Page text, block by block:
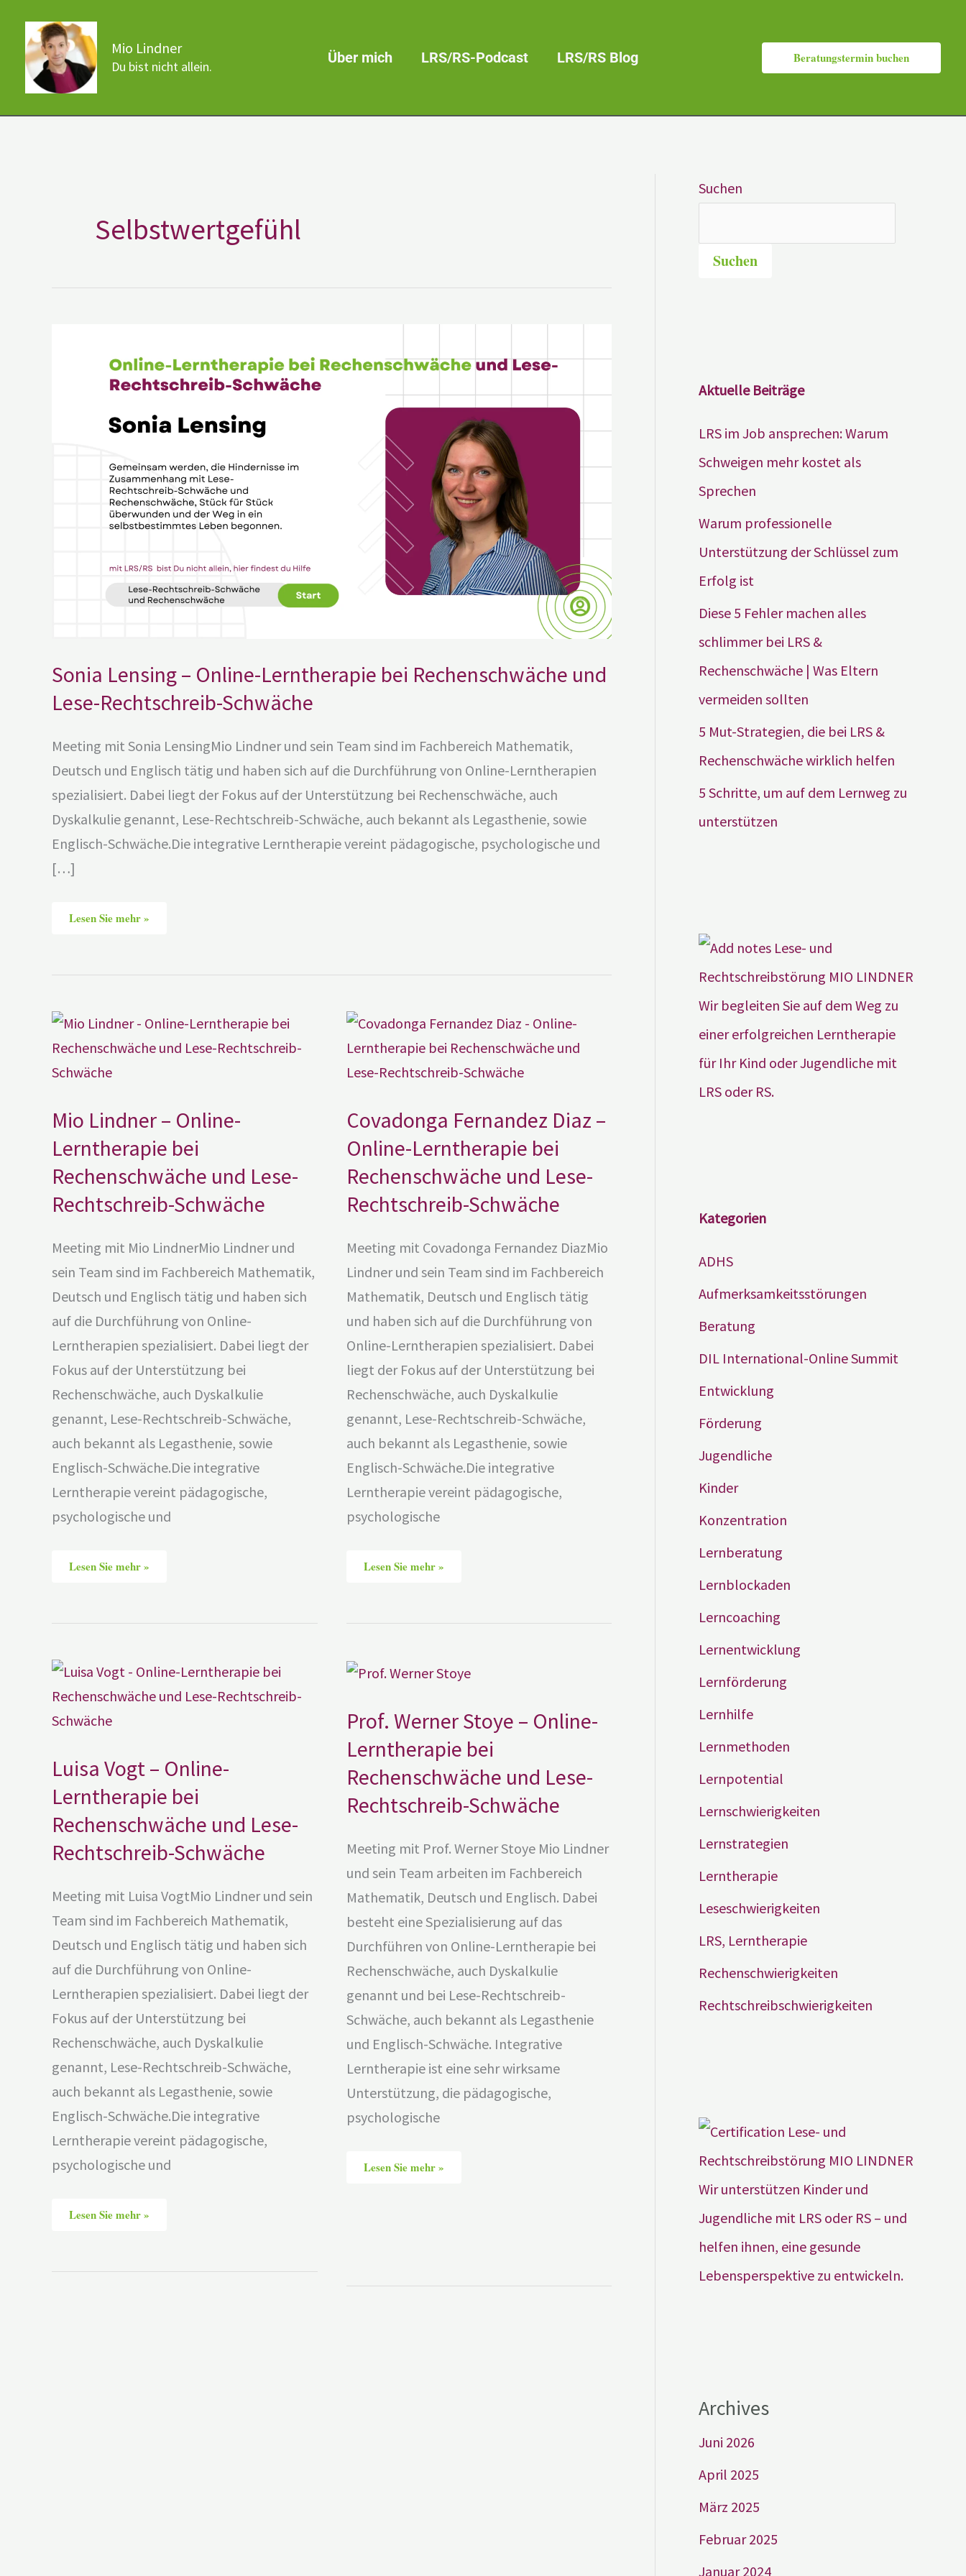
Inhalt
springen
Mio Lindner
Du bist nicht allein. Über mich LRS/RS-Podcast LRS/RS Blog Beratungstermin buchen
Selbstwertgefühl
Sonia Lensing – Online-Lerntherapie bei Rechenschwäche und
Lese-Rechtschreib-Schwäche
Meeting mit Sonia LensingMio Lindner und sein Team sind im Fachbereich Mathematik,
Deutsch und Englisch tätig und haben sich auf die Durchführung von Online-Lerntherapien
spezialisiert. Dabei liegt der Fokus auf der Unterstützung bei Rechenschwäche, auch
Dyskalkulie genannt, Lese-Rechtschreib-Schwäche, auch bekannt als Legasthenie, sowie
Englisch-Schwäche.Die integrative Lerntherapie vereint pädagogische, psychologische und
[…]
Lerntherapie
Rechenschwäche
Rechtschreib-
Schwäche
Lesen Sie mehr »
Mio Lindner – Online-
Lerntherapie bei
Rechenschwäche und Lese-
Rechtschreib-Schwäche
Meeting mit Mio LindnerMio Lindner und
sein Team sind im Fachbereich Mathematik,
Deutsch und Englisch tätig und haben sich
auf die Durchführung von Online-
Lerntherapien spezialisiert. Dabei liegt der
Fokus auf der Unterstützung bei
Rechenschwäche, auch Dyskalkulie
genannt, Lese-Rechtschreib-Schwäche,
auch bekannt als Legasthenie, sowie
Englisch-Schwäche.Die integrative
Lerntherapie vereint pädagogische,
psychologische und
Mio
Lindner
Online-
bei
Rechenschwäche
Rechtschreib-
Schwäche
Lesen Sie mehr »
Covadonga Fernandez Diaz –
Online-Lerntherapie bei
Rechenschwäche und Lese-
Rechtschreib-Schwäche
Meeting mit Covadonga Fernandez DiazMio
Lindner und sein Team sind im Fachbereich
Mathematik, Deutsch und Englisch tätig
und haben sich auf die Durchführung von
Online-Lerntherapien spezialisiert. Dabei
liegt der Fokus auf der Unterstützung bei
Rechenschwäche, auch Dyskalkulie
genannt, Lese-Rechtschreib-Schwäche,
auch bekannt als Legasthenie, sowie
Englisch-Schwäche.Die integrative
Lerntherapie vereint pädagogische,
psychologische
Covadonga
Fernandez
–
Lerntherapie
bei
Rechtschreib-
Lesen Sie mehr »
Luisa Vogt – Online-
Lerntherapie bei
Rechenschwäche und Lese-
Rechtschreib-Schwäche
Meeting mit Luisa VogtMio Lindner und sein
Team sind im Fachbereich Mathematik,
Deutsch und Englisch tätig und haben sich
auf die Durchführung von Online-
Lerntherapien spezialisiert. Dabei liegt der
Fokus auf der Unterstützung bei
Rechenschwäche, auch Dyskalkulie
genannt, Lese-Rechtschreib-Schwäche,
auch bekannt als Legasthenie, sowie
Englisch-Schwäche.Die integrative
Lerntherapie vereint pädagogische,
psychologische und
Luisa
Vogt
Online-
bei
Rechenschwäche
Rechtschreib-
Schwäche
Lesen Sie mehr »
Prof. Werner Stoye – Online-
Lerntherapie bei
Rechenschwäche und Lese-
Rechtschreib-Schwäche
Meeting mit Prof. Werner Stoye Mio Lindner
und sein Team arbeiten im Fachbereich
Mathematik, Deutsch und Englisch. Dabei
besteht eine Spezialisierung auf das
Durchführen von Online-Lerntherapie bei
Rechenschwäche, auch Dyskalkulie
genannt und bei Lese-Rechtschreib-
Schwäche, auch bekannt als Legasthenie
und Englisch-Schwäche. Integrative
Lerntherapie ist eine sehr wirksame
Unterstützung, die pädagogische,
psychologische
Werner
Lerntherapie
bei
Rechenschwäche
und
Lese-
Rechtschreib-
Schwäche
Lesen Sie mehr »
Suchen
Suchen
Aktuelle Beiträge
LRS im Job ansprechen: Warum
Schweigen mehr kostet als
Sprechen
Warum professionelle
Unterstützung der Schlüssel zum
Erfolg ist
Diese 5 Fehler machen alles
schlimmer bei LRS &
Rechenschwäche | Was Eltern
vermeiden sollten
5 Mut-Strategien, die bei LRS &
Rechenschwäche wirklich helfen
5 Schritte, um auf dem Lernweg zu
unterstützen
Wir begleiten Sie auf dem Weg zu
einer erfolgreichen Lerntherapie
für Ihr Kind oder Jugendliche mit
LRS oder RS.
Kategorien
ADHS
Aufmerksamkeitsstörungen
Beratung
DIL International-Online Summit
Entwicklung
Förderung
Jugendliche
Kinder
Konzentration
Lernberatung
Lernblockaden
Lerncoaching
Lernentwicklung
Lernförderung
Lernhilfe
Lernmethoden
Lernpotential
Lernschwierigkeiten
Lernstrategien
Lerntherapie
Leseschwierigkeiten
LRS, Lerntherapie
Rechenschwierigkeiten
Rechtschreibschwierigkeiten
Wir unterstützen Kinder und
Jugendliche mit LRS oder RS – und
helfen ihnen, eine gesunde
Lebensperspektive zu entwickeln.
Archives
Juni 2026
April 2025
März 2025
Februar 2025
Januar 2024